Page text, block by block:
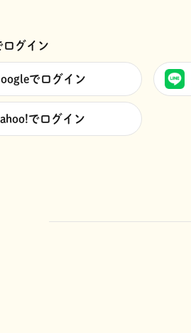
ログイン
でログイン
でログイン